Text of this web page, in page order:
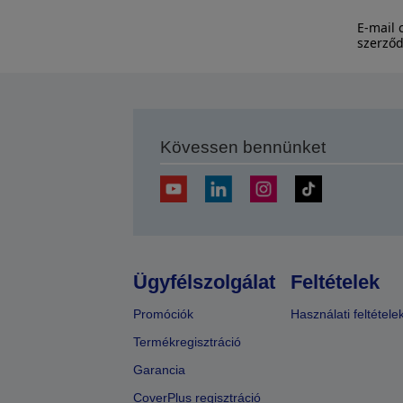
E-mail
Kövessen bennünket
Ügyfélszolgálat
Promóciók
Termékregisztráció
Garancia
CoverPlus regisztráció
Feltételek
Használati